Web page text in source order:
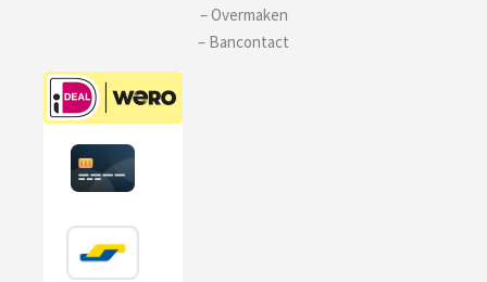
– Overmaken
– Bancontact